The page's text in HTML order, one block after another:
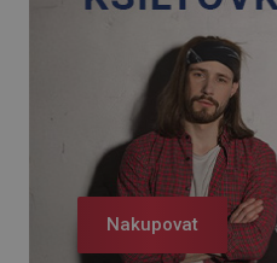
Nakupovat